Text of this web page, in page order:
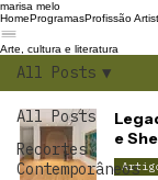
marisa melo
HomeProgramasProfissão
Arte, cultura e literatura
All Posts
Recortes
Contemporâneos
All Posts
e